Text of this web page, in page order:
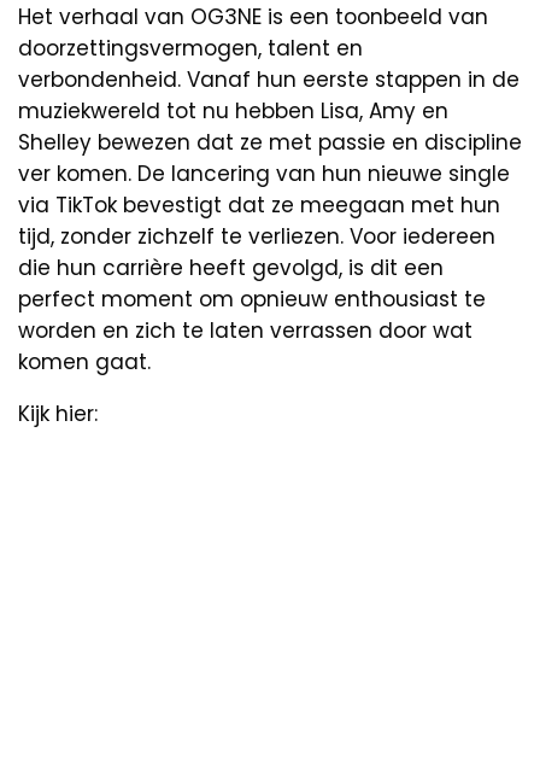
Het verhaal van OG3NE is een toonbeeld van
doorzettingsvermogen, talent en
verbondenheid. Vanaf hun eerste stappen in de
muziekwereld tot nu hebben Lisa, Amy en
Shelley bewezen dat ze met passie en discipline
ver komen. De lancering van hun nieuwe single
via TikTok bevestigt dat ze meegaan met hun
tijd, zonder zichzelf te verliezen. Voor iedereen
die hun carrière heeft gevolgd, is dit een
perfect moment om opnieuw enthousiast te
worden en zich te laten verrassen door wat
komen gaat.
Kijk hier: